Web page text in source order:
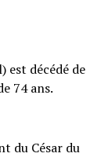
est décédé de
74 ans.
du César du